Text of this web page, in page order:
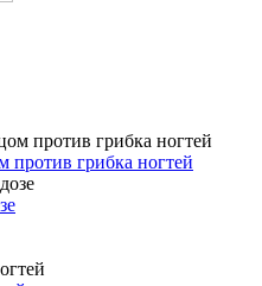
против грибка ногтей